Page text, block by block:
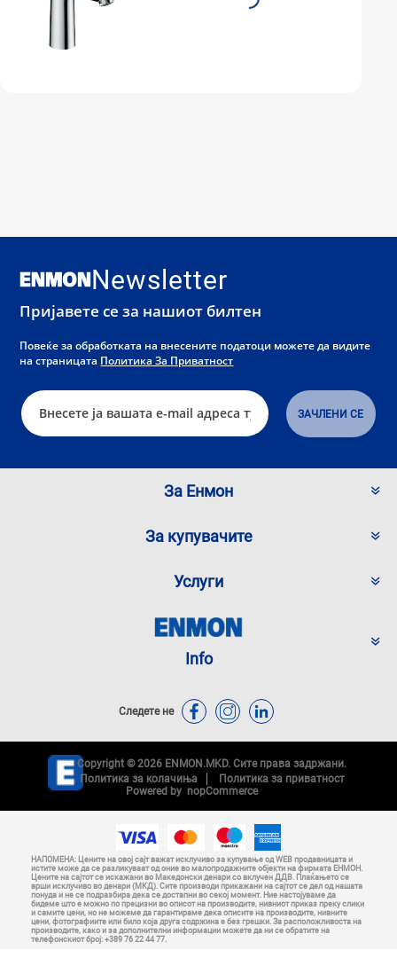
Newsletter
Пријавете се за нашиот билтен
Повеќе за обработката на внесените податоци можете да видите
на страницата Политика За Приватност
За Енмон
За купувачите
Услуги
Info
Следете не
Copyright © 2026 ENMON.MKD. Сите права задржани.
Политика за колачиња
Политика за приватност
Powered by nopCommerce
НАПОМЕНА: Цените на овој сајт важат исклучиво за купување од WEB продавницата и
истите може да се разликуваат од оние во малопродажните објекти на фирмата ЕНМОН.
Цените на сајтот се искажани во Македонски денари со вклучен ДДВ. Плаќањето се
врши исклучиво во денари (МКД). Сите производи прикажани на сајтот се дел од нашата
понуда и не се подразбира дека се достапни во секој момент. Ние настојуваме да
бидеме што е можно по прецизни во описот на производите, нивниот приказ преку слики
и самите цени, но не можеме да гарантираме дека описите на производите, нивните
цени, фотографиите или било која друга содржина е без грешки. За расположливоста на
производите, како и за дополнителни информации можете да ни се обратите на
телефонскиот број: +389 76 22 44 77.